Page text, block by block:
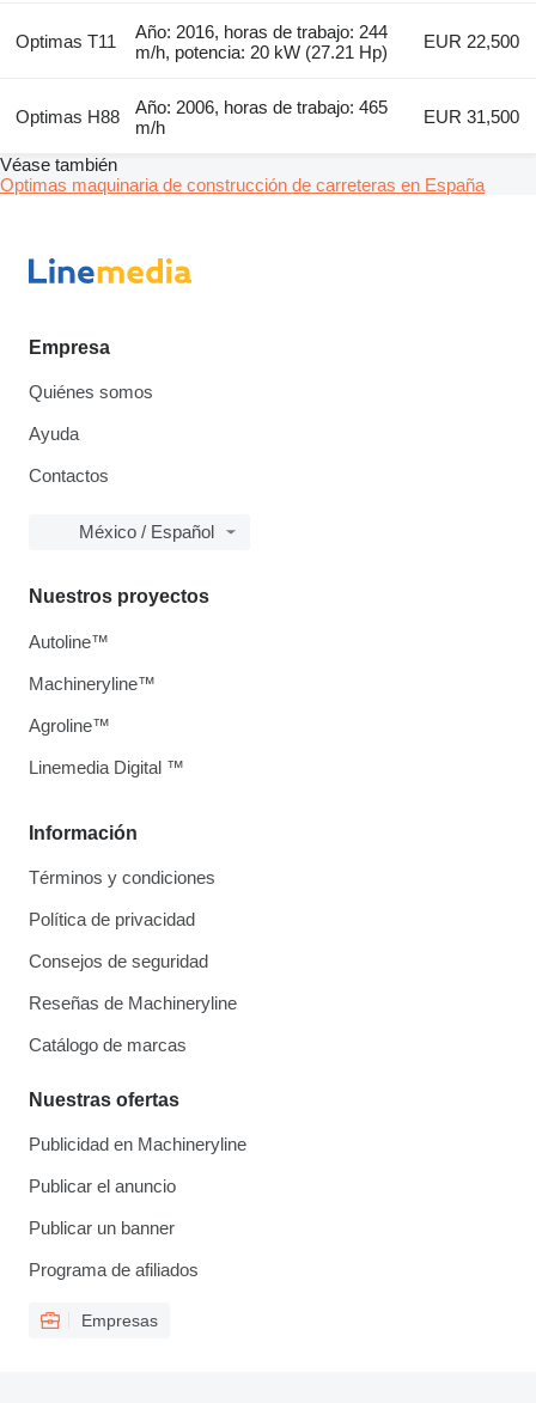
Optimas T11
Año: 2016, horas de trabajo: 244
m/h, potencia: 20 kW (27.21 Hp)
EUR 22,500
Optimas H88
Año: 2006, horas de trabajo: 465
m/h
EUR 31,500
Véase también
Optimas maquinaria de construcción de carreteras en España
Empresa
Quiénes somos
Ayuda
Contactos
México / Español
Información
Términos y condiciones
Política de privacidad
Consejos de seguridad
Reseñas de Machineryline
Catálogo de marcas
Nuestras ofertas
Publicidad en Machineryline
Publicar el anuncio
Publicar un banner
Programa de afiliados
Empresas
Nuestros proyectos
Autoline™
Machineryline™
Agroline™
Linemedia Digital ™